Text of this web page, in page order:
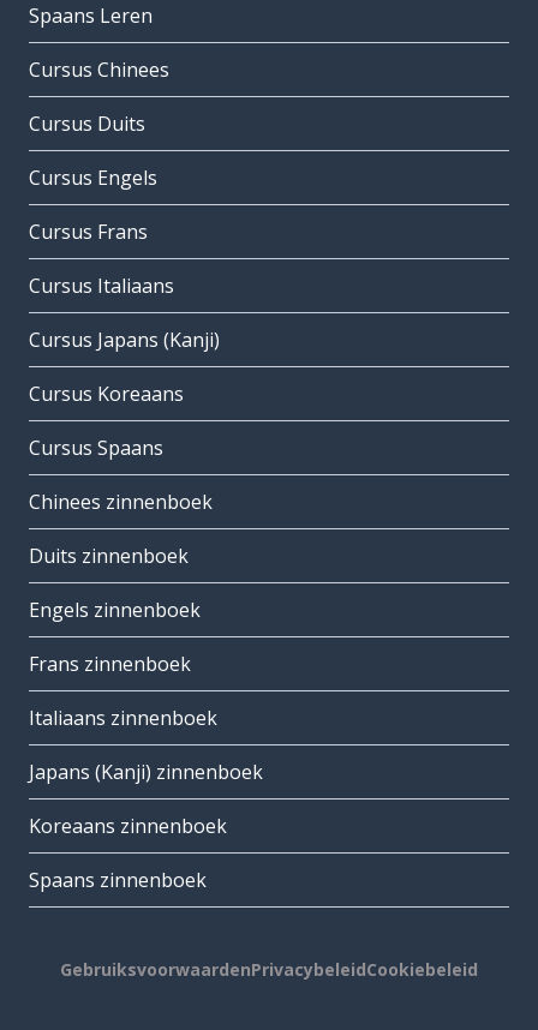
Spaans Leren
Cursus Chinees
Cursus Duits
Cursus Engels
Cursus Frans
Cursus Italiaans
Cursus Japans (Kanji)
Cursus Koreaans
Cursus Spaans
Chinees zinnenboek
Duits zinnenboek
Engels zinnenboek
Frans zinnenboek
Italiaans zinnenboek
Japans (Kanji) zinnenboek
Koreaans zinnenboek
Spaans zinnenboek
GebruiksvoorwaardenPrivacybeleidCookiebeleid